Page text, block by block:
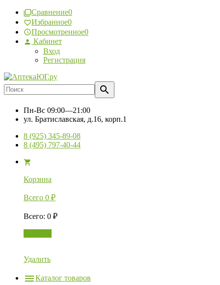
Сравнение0
Избранное0
Просмотренное0
Кабинет
Вход
Регистрация
Пн-Вс 09:00—21:00
ул. Братиславская, д.16, корп.1
8 (925) 345-89-08
8 (495) 797-40-44
Корзина
Всего 0 ₽
Всего: 0 ₽
Удалить
Каталог товаров